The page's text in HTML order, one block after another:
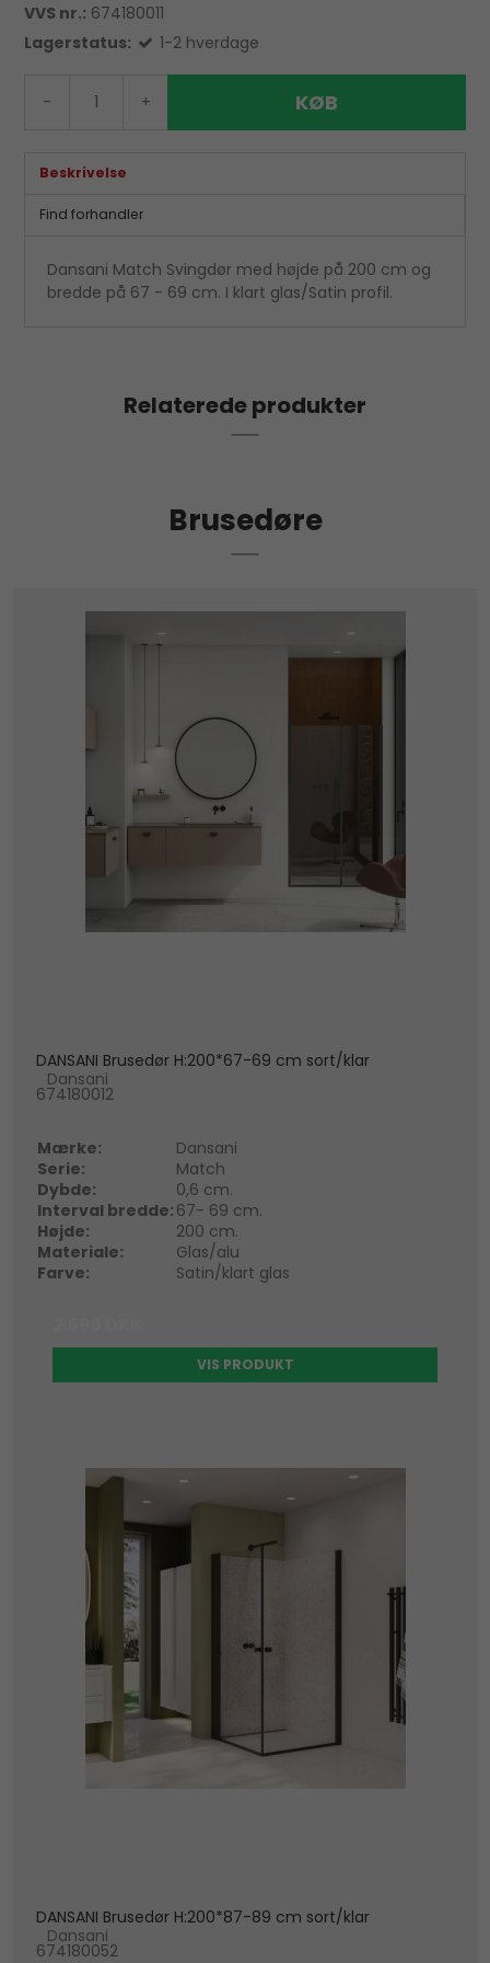
VVS nr.: 674180011
Lagerstatus:
1-2 hverdage
- + KØB
Beskrivelse
Find forhandler
Dansani Match Svingdør med højde på 200 cm og
bredde på 67 - 69 cm. I klart glas/Satin profil.
Relaterede produkter
Brusedøre
DANSANI Brusedør H:200*67-69 cm sort/klar
Dansani
674180012
Mærke:
Dansani
Serie:
Match
Dybde:
0,6 cm.
Interval bredde: 67- 69 cm.
Højde:
200 cm.
Materiale:
Glas/alu
Farve:
Satin/klart glas
VIS PRODUKT
DANSANI Brusedør H:200*87-89 cm sort/klar
Dansani
674180052